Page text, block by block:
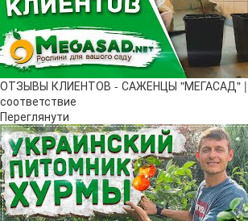
ОТЗЫВЫ КЛИЕНТОВ - САЖЕНЦЫ "МЕГАСАД" |
соответствие
Переглянути